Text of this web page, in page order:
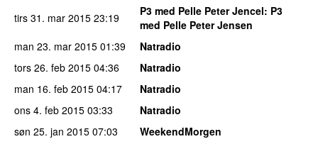
tirs 31. mar 2015 23:19 P3 med Pelle Peter Jencel: P3
med Pelle Peter Jensen
man 23. mar 2015 01:39
Natradio
tors 26. feb 2015 04:36
Natradio
man 16. feb 2015 04:17
Natradio
ons 4. feb 2015 03:33
Natradio
søn 25. jan 2015 07:03
WeekendMorgen